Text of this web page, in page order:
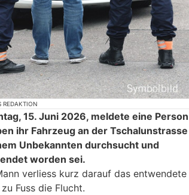
REDAKTION
15. Juni 2026, meldete eine Person
ihr Fahrzeug an der Tschalunstrasse
Unbekannten durchsucht und
worden sei.
verliess kurz darauf das entwendete
Fuss die Flucht.